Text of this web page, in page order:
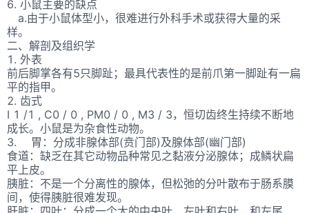
6. 小鼠主要的缺点
a.由于小鼠体型小，很难进行外科手术或获得大量的采
样。
二、解剖及组织学
1. 外表
前后脚掌各有5只脚趾；最具代表性的是前爪第一脚趾有一扁
平的指甲。
2. 齿式
I 1 /1 , C0 / 0 , PM0 / 0 , M3 / 3，恒切齿终生持续不断地
成长。小鼠是为杂食性动物。
3. 胃：分成非腺体部(贲门部)及腺体部(幽门部)
食道：缺乏在其它动物品种常见之黏液分泌腺体；成鳞状扁
平上皮。
胰脏：不是一个分离性的腺体，但松弛的分叶散布于肠系膜
间，使得胰脏很难发现。